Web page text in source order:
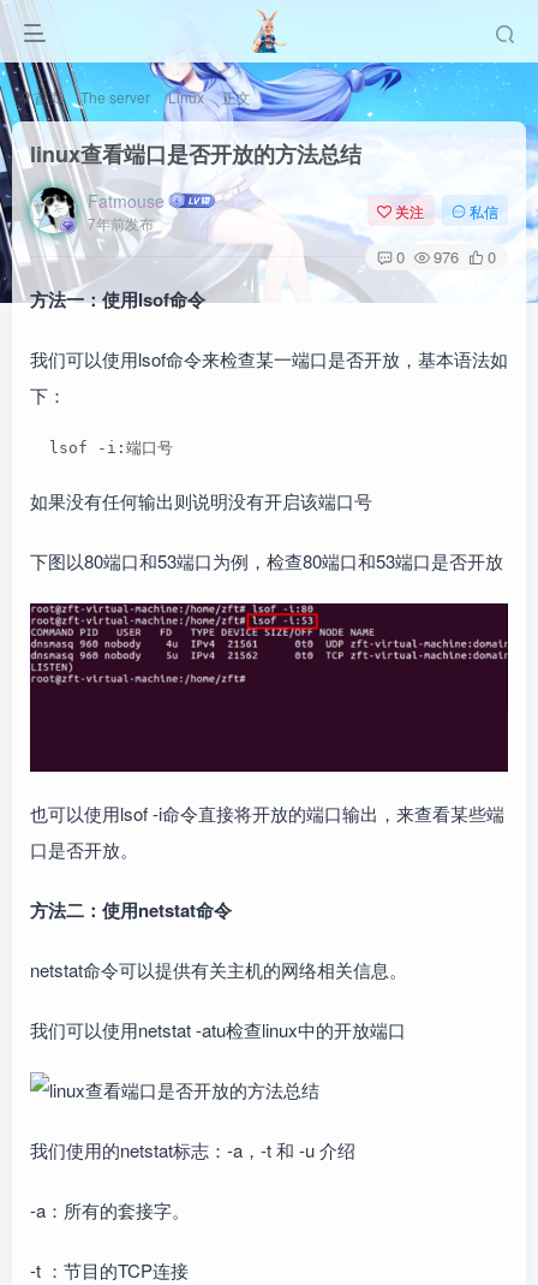
首页 The server Linux 正文
linux查看端口是否开放的方法总结
Fatmouse
7年前发布
关注 私信
0 976 0
方法一：使用lsof命令
我们可以使用lsof命令来检查某一端口是否开放，基本语法如
下：
  lsof -i:端口号
如果没有任何输出则说明没有开启该端口号
下图以80端口和53端口为例，检查80端口和53端口是否开放
也可以使用lsof -i命令直接将开放的端口输出，来查看某些端
口是否开放。
方法二：使用netstat命令
netstat命令可以提供有关主机的网络相关信息。
我们可以使用netstat -atu检查linux中的开放端口
我们使用的netstat标志：-a，-t 和 -u 介绍
-a：所有的套接字。
-t ：节目的TCP连接